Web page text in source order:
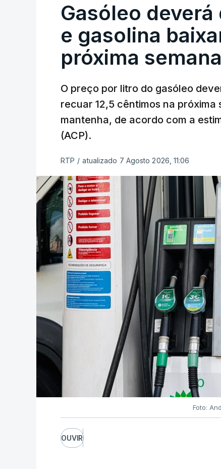
Gasóleo
e gasolina
próxima semana
O preço por litro do gasóleo
recuar 12,5 cêntimos na
mantenha, de acordo com a
(ACP).
RTP / atualizado 7 Agosto 2026, 11:06
Foto:
OUVIR